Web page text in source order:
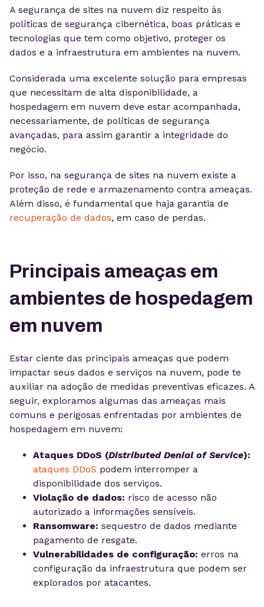
A segurança de sites na nuvem diz respeito às
políticas de segurança cibernética, boas práticas e
tecnologias que tem como objetivo, proteger os
dados e a infraestrutura em ambientes na nuvem.
Considerada uma excelente solução para empresas
que necessitam de alta disponibilidade, a
hospedagem em nuvem deve estar acompanhada,
necessariamente, de políticas de segurança
avançadas, para assim garantir a integridade do
negócio.
Por isso, na segurança de sites na nuvem existe a
proteção de rede e armazenamento contra ameaças.
Além disso, é fundamental que haja garantia de
recuperação de dados, em caso de perdas.
Principais ameaças em
ambientes de hospedagem
em nuvem
Estar ciente das principais ameaças que podem
impactar seus dados e serviços na nuvem, pode te
auxiliar na adoção de medidas preventivas eficazes. A
seguir, exploramos algumas das ameaças mais
comuns e perigosas enfrentadas por ambientes de
hospedagem em nuvem:
Ataques DDoS (Distributed Denial of Service):
ataques DDoS podem interromper a
disponibilidade dos serviços.
Violação de dados: risco de acesso não
autorizado a informações sensíveis.
Ransomware: sequestro de dados mediante
pagamento de resgate.
Vulnerabilidades de configuração: erros na
configuração da infraestrutura que podem ser
explorados por atacantes.